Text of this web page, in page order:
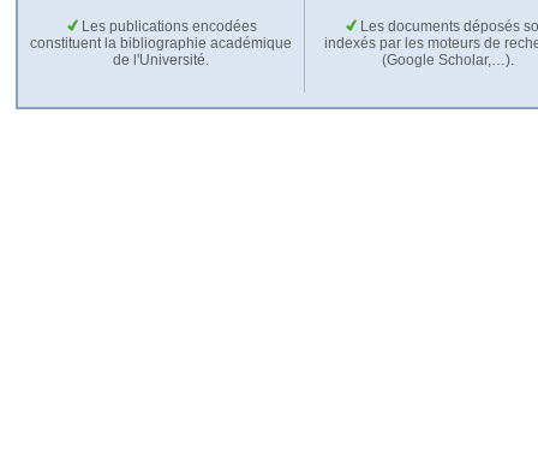
Les publications encodées
constituent la bibliographie académique
de l'Université.
Les documents déposés
indexés par les moteurs de
(Google Scholar,…).